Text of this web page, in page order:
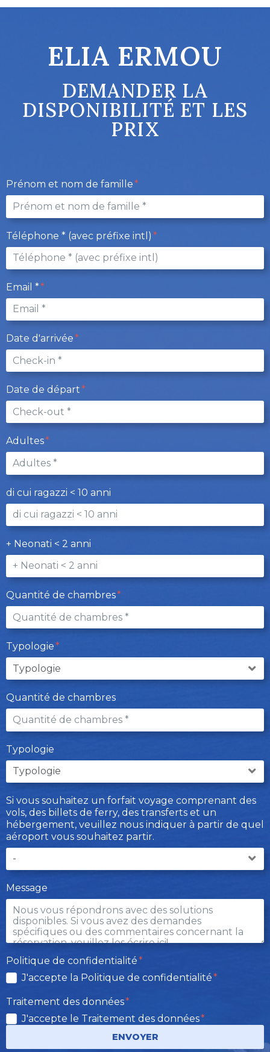
ELIA ERMOU
DEMANDER LA
DISPONIBILITÉ ET LES
PRIX
Prénom et nom de famille
Téléphone * (avec préfixe intl)
Email *
Date d'arrivée
Date de départ
Adultes
di cui ragazzi < 10 anni
+ Neonati < 2 anni
Quantité de chambres
Typologie
Quantité de chambres
Typologie
Si vous souhaitez un forfait voyage comprenant des
vols, des billets de ferry, des transferts et un
hébergement, veuillez nous indiquer à partir de quel
aéroport vous souhaitez partir.
Message
Politique de confidentialité
J'accepte la Politique de confidentialité
Traitement des données
J'accepte le Traitement des données
ENVOYER